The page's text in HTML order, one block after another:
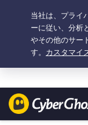
選択プラン：